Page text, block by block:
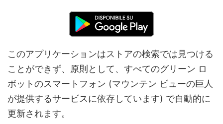
このアプリケーションはストアの検索では見つける
ことができず、原則として、すべてのグリーン ロ
ボットのスマートフォン (マウンテン ビューの巨人
が提供するサービスに依存しています) で自動的に
更新されます。